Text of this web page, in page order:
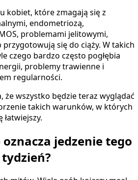
kobiet, które zmagają się z
endometriozą,
problemami jelitowymi,
się do ciąży. W takich
czego bardzo często pogłębia
problemy trawienne i
regularności.
że wszystko będzie teraz wyglądać
takich warunków, w których
jedzenie tego